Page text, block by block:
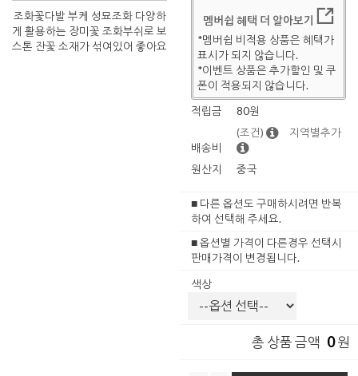
조화꽃다발 부케 성묘조화 다양하
게 활용하는 장미꽃 조화부쉬로 보
스톤 잔꽃 소재가 섞여있어 좋아요
멤버쉽 혜택 더 알아보기
*멤버쉽 비적용 상품은 혜택가
표시가 되지 않습니다.
*이벤트 상품은 추가할인 및 쿠
폰이 적용되지 않습니다.
적립금
80원
배송비
(조건) 지역별추가
원산지 중국
■ 다른 옵션도 구매하시려면 반복
하여 선택해 주세요.
■ 옵션별 가격이 다른경우 선택시
판매가격이 변경됩니다.
색상
총 상품 금액 0원